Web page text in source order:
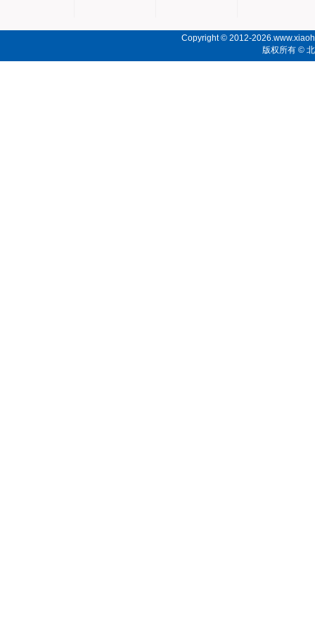
Copyright © 2012-
版权所有 ©